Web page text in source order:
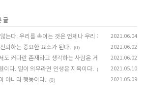
글
는다. 우리를 속이는 것은 언제나 우리 자신이다.
(0)
2021.06.04
뢰하는 중요한 요소가 된다. (0) 2021.06.02
도 커다란 존재라고 생각하는 사람은 거만하다. 또, 자기의
2021.06.02
이다. 일이 의무라면 인생은 지옥이다. (0) 2021.05.10
아니라 행동이다. (0) 2021.05.09